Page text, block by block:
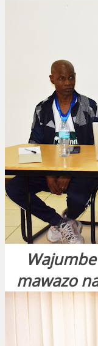
mawazo